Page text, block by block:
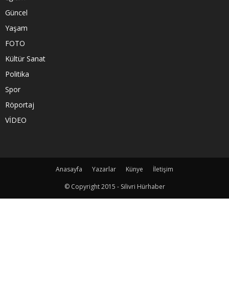
Güncel
Yaşam
FOTO
Kültür Sanat
Politika
Spor
Röportaj
VİDEO
Anasayfa Yazarlar Künye
İletişim
© Copyright 2015 - Silivri Hürhaber